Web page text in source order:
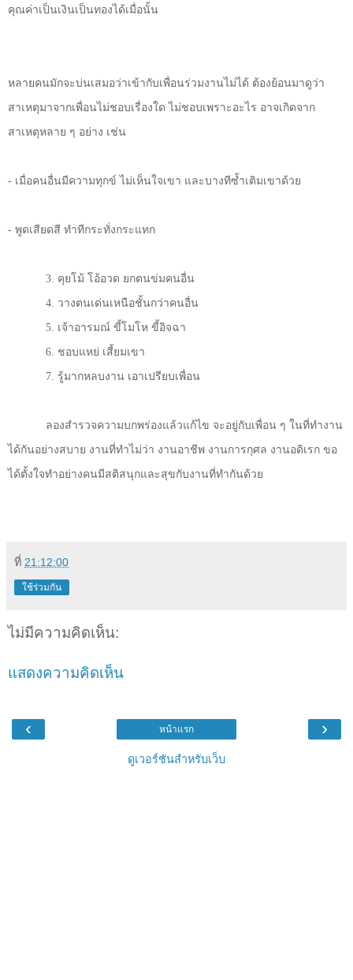
คุณค่าเป็นเงินเป็นทองได้เมื่อนั้น
หลายคนมักจะบ่นเสมอว่าเข้ากับเพื่อนร่วมงานไม่ได้ ต้องย้อนมาดูว่า
สาเหตุมาจากเพื่อนไม่ชอบเรื่องใด ไม่ชอบเพราะอะไร อาจเกิดจาก
สาเหตุหลาย ๆ อย่าง เช่น
- เมื่อคนอื่นมีความทุกข์ ไม่เห็นใจเขา และบางทีซ้ำเติมเขาด้วย
- พูดเสียดสี ทำทีกระทั่งกระแทก
3 . คุยโม้ โอ้อวด ยกตนข่มคนอื่น
4. วางตนเด่นเหนือชั้นกว่าคนอื่น
5 . เจ้าอารมณ์ ขี้โมโห ขี้อิจฉา
6. ชอบแหย่ เสี้ยมเขา
7. รู้มากหลบงาน เอาเปรียบเพื่อน
ลองสำรวจความบกพร่องแล้วแก้ไข จะอยู่กับเพื่อน ๆ ในที่ทำงาน
ได้กันอย่างสบาย งานที่ทำไม่ว่า งานอาชีพ งานการกุศล งานอดิเรก ขอ
ได้ตั้งใจทำอย่างคนมีสติสนุกและสุขกับงานที่ทำกันด้วย
ที่ 21:12:00
ใช้ร่วมกัน
ไม่มีความคิดเห็น:
แสดงความคิดเห็น
‹ ›
หน้าแรก
ดูเวอร์ชันสำหรับเว็บ